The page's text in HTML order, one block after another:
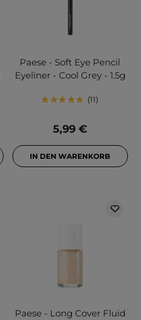
Paese - Soft Eye Pencil
Eyeliner - Cool Grey - 1.5g
11
5,99 €
IN DEN WARENKORB
Paese - Long Cover Fluid